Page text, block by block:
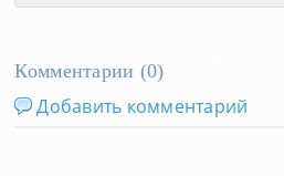
Комментарии (0)
Добавить комментарий